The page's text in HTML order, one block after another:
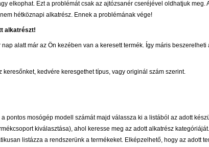
elkophat. Ezt a problémát csak az ajtózsanér cseréjével oldhatjuk meg.
hétköznapi alkatrész. Ennek a problémának vége!
alkatrészt!
alatt már az Ön kezében van a keresett termék. Így máris beszerelheti
keresőnket, kedvére keresgethet típus, vagy originál szám szerint.
pontos mosógép modell számát majd válassza ki a listából az adott
kiválasztása), ahol keresse meg az adott alkatrész
listázza a rendszerünk a termékeket. Elképzelhető, hogy az adott